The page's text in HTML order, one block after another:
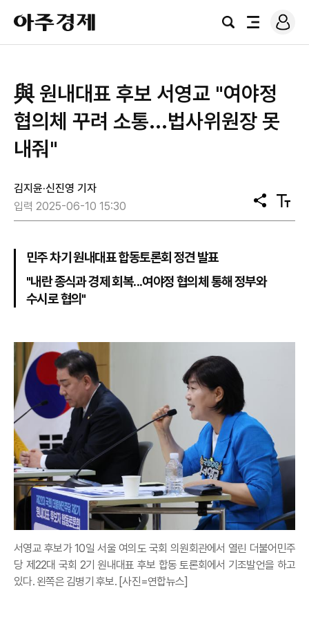
아
주
경
검
전
로
그
與 원내대표 후보 서영교 "여야정
협의체 꾸려 소통...법사위원장 못
내줘"
김지윤·신진영 기자
입력 2025-06-10 15:30
공
유
텍
스
민주 차기 원내대표 합동토론회 정견 발표
"내란 종식과 경제 회복...여야정 협의체 통해 정부와
수시로 협의"
서영교 후보가 10일 서울 여의도 국회 의원회관에서 열린 더불어민주
당 제22대 국회 2기 원내대표 후보 합동 토론회에서 기조발언을 하고
있다. 왼쪽은 김병기 후보. [사진=연합뉴스]